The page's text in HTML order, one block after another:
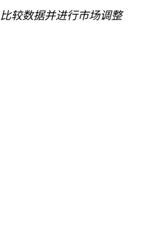
较数据并进行市场调整